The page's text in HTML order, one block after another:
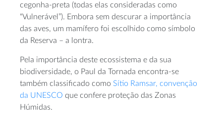
cegonha-preta (todas elas consideradas como
“Vulnerável”). Embora sem descurar a importância
das aves, um mamífero foi escolhido como símbolo
da Reserva – a lontra.
Pela importância deste ecossistema e da sua
biodiversidade, o Paul da Tornada encontra-se
também classificado como Sítio Ramsar, convenção
da UNESCO que confere proteção das Zonas
Húmidas.